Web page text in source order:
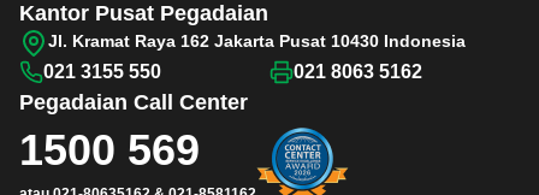
Pegadaian Call Center
1500 569
Kantor Pusat Pegadaian
Jl. Kramat Raya 162 Jakarta Pusat 10430 Indonesia
021 3155 550 021 8063 5162